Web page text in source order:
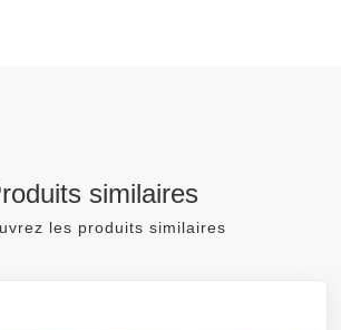
similaires
les produits similaires